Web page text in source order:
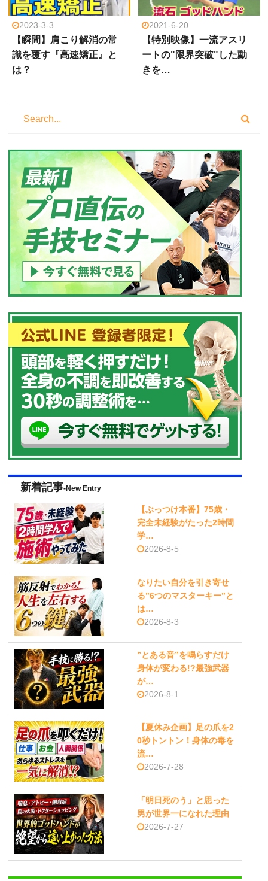
2023-3-3
【瞬間】肩こり解消の常
識を覆す『高速矯正』と
は？
2021-6-20
【特別映像】一流アスリ
ートの"限界突破"した動
きを…
新着記事-New Entry
【ぶっつけ本番】75歳・
完全未経験がたった2時間
学…
2026-8-5
なりたい自分を引き寄せ
る”6つのマスターキー”と
は…
2026-8-3
”とある音”を鳴らすだけ
身体が変わる!?最強武器
が…
2026-8-1
【夏休み企画】足の爪を2
0秒トントン！身体の毒を
流…
2026-7-28
「明日死のう」と思った
男が世界一になれた理由
2026-7-27